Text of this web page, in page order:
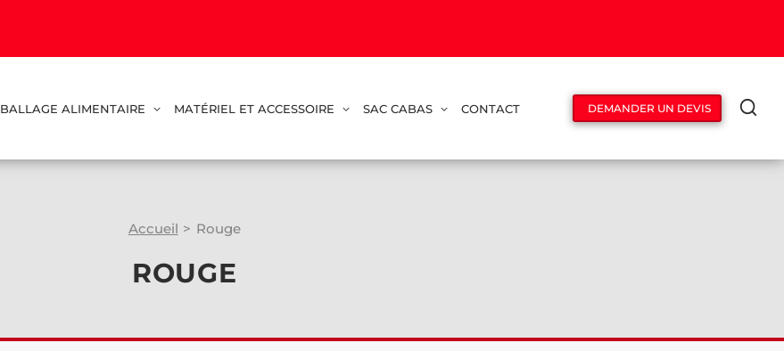
ALIMENTAIRE MATÉRIEL ET ACCESSOIRE SAC CABAS CONTACT DEMANDER UN DEVIS
Accueil > Rouge
ROUGE